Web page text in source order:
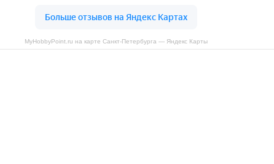
MyHobbyPoint.ru на карте Санкт‑Петербурга — Яндекс Карты